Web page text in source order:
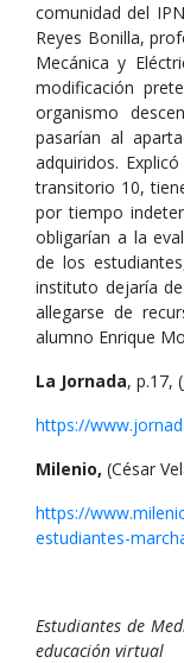
comunidad del
Reyes Bonilla,
Mecánica y
modificación
organismo
pasarían al
adquiridos.
transitorio 10,
por tiempo
obligarían a la
de los
instituto dejaría
allegarse de
alumno Enrique
La Jornada, p.17,
https://
Milenio, (César
https://
estudiantes-
Estudiantes de
educación virtual